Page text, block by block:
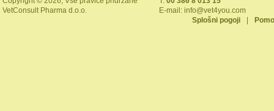
VetConsult Pharma d.o.o.
E-mail: info@vet4you.com
Splošni pogoji